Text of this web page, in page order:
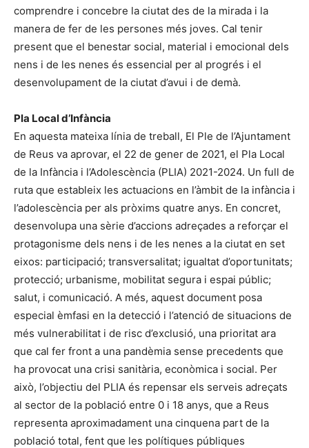
comprendre i concebre la ciutat des de la mirada i la
manera de fer de les persones més joves. Cal tenir
present que el benestar social, material i emocional dels
nens i de les nenes és essencial per al progrés i el
desenvolupament de la ciutat d’avui i de demà.
Pla Local d’Infància
En aquesta mateixa línia de treball, El Ple de l’Ajuntament
de Reus va aprovar, el 22 de gener de 2021, el Pla Local
de la Infància i l’Adolescència (PLIA) 2021-2024. Un full de
ruta que estableix les actuacions en l’àmbit de la infància i
l’adolescència per als pròxims quatre anys. En concret,
desenvolupa una sèrie d’accions adreçades a reforçar el
protagonisme dels nens i de les nenes a la ciutat en set
eixos: participació; transversalitat; igualtat d’oportunitats;
protecció; urbanisme, mobilitat segura i espai públic;
salut, i comunicació. A més, aquest document posa
especial èmfasi en la detecció i l’atenció de situacions de
més vulnerabilitat i de risc d’exclusió, una prioritat ara
que cal fer front a una pandèmia sense precedents que
ha provocat una crisi sanitària, econòmica i social. Per
això, l’objectiu del PLIA és repensar els serveis adreçats
al sector de la població entre 0 i 18 anys, que a Reus
representa aproximadament una cinquena part de la
població total, fent que les polítiques públiques